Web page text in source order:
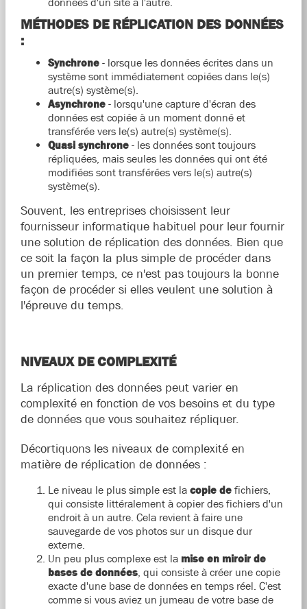
MÉTHODES DE RÉPLICATION DES DONNÉES
:
Synchrone- lorsque les données écrites dans un
système sont immédiatement copiées dans le(s)
autre(s) système(s).
Asynchrone- lorsqu'une capture d'écran des
données est copiée à un moment donné et
transférée vers le(s) autre(s) système(s).
Quasi synchrone- les données sont toujours
répliquées, mais seules les données qui ont été
modifiées sont transférées vers le(s) autre(s)
système(s).
Souvent, les entreprises choisissent leur
fournisseur informatique habituel pour leur fournir
une solution de réplication des données. Bien que
ce soit la façon la plus simple de procéder dans
un premier temps, ce n'est pas toujours la bonne
façon de procéder si elles veulent une solution à
l'épreuve du temps.
NIVEAUX DE COMPLEXITÉ
La réplication des données peut varier en
complexité en fonction de vos besoins et du type
de données que vous souhaitez répliquer.
Décortiquons les niveaux de complexité en
matière de réplication de données :
Le niveau le plus simple est la copie defichiers,
qui consiste littéralement à copier des fichiers d'un
endroit à un autre. Cela revient à faire une
sauvegarde de vos photos sur un disque dur
externe.
Un peu plus complexe est la mise en miroir de
bases de données, qui consiste à créer une copie
exacte d'une base de données en temps réel. C'est
comme si vous aviez un jumeau de votre base de